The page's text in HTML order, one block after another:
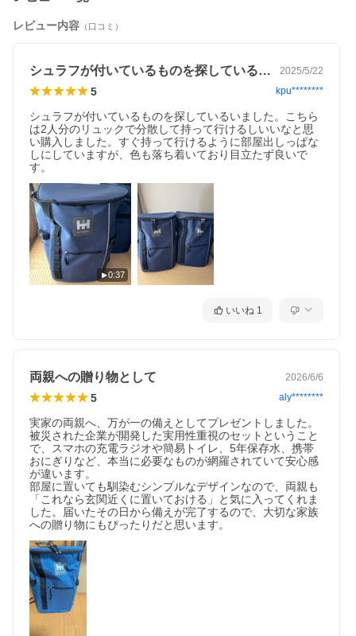
レビュー内容 （口コミ）
シュラフが付いているものを探しているい… 2025/5/22
5 kpu********
シュラフが付いているものを探しているいました。こちら
は2人分のリュックで分散して持って行けるしいいなと思
い購入しました。すぐ持って行けるように部屋出しっぱな
しにしていますが、色も落ち着いており目立たず良いで
す。
0:37
いいね 1
両親への贈り物として 2026/6/6
5 aly********
実家の両親へ、万が一の備えとしてプレゼントしました。
被災された企業が開発した実用性重視のセットということ
で、スマホの充電ラジオや簡易トイレ、5年保存水、携帯
おにぎりなど、本当に必要なものが網羅されていて安心感
が違います。
部屋に置いても馴染むシンプルなデザインなので、両親も
「これなら玄関近くに置いておける」と気に入ってくれま
した。届いたその日から備えが完了するので、大切な家族
への贈り物にもぴったりだと思います。